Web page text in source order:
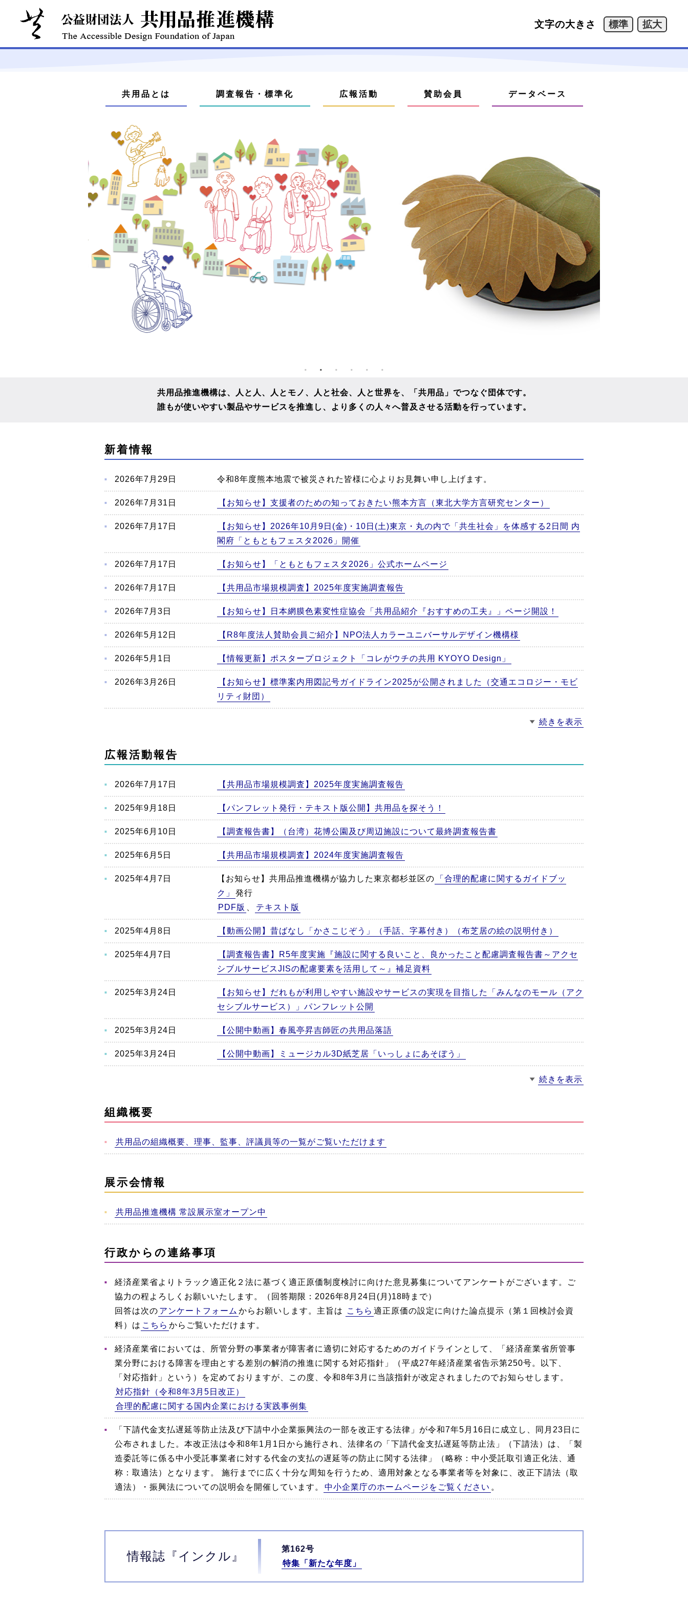
共用品とは 調査報告・標準化 広報活動 賛助会員 データベース
共用品推進機構は、人と人、人とモノ、人と社会、人と世界を、
「共用品」でつなぐ団体です。
誰もが使いやすい製品やサービスを推進し、
より多くの人々へ普及させる活動を行っています。
新着情報
2026年7月29日 令和8年度熊本地震で被災された皆様に心よりお見舞い申し上げます。
2026年7月31日 【お知らせ】支援者のための知っておきたい熊本方言（東北大学方言研究センター）
2026年7月17日
【お知らせ】2026年10月9日(金)・10日(土)東京・丸の内で「共生社会」を体感する2日間 内
閣府「ともともフェスタ2026」開催
2026年7月17日 【お知らせ】「ともともフェスタ2026」公式ホームページ
2026年7月17日 【共用品市場規模調査】2025年度実施調査報告
2026年7月3日 【お知らせ】日本網膜色素変性症協会「共用品紹介『おすすめの工夫』」ページ開設！
2026年5月12日 【R8年度法人賛助会員ご紹介】NPO法人カラーユニバーサルデザイン機構様
2026年5月1日 【情報更新】ポスタープロジェクト「コレがウチの共用 KYOYO Design」
2026年3月26日
【お知らせ】標準案内用図記号ガイドライン2025が公開されました（交通エコロジー・モビ
リティ財団）
続きを表示
広報活動報告
2026年7月17日 【共用品市場規模調査】2025年度実施調査報告
2025年9月18日 【パンフレット発行・テキスト版公開】共用品を探そう！
2025年6月10日 【調査報告書】（台湾）花博公園及び周辺施設について最終調査報告書
2025年6月5日 【共用品市場規模調査】2024年度実施調査報告
2025年4月7日 【お知らせ】共用品推進機構が協力した東京都杉並区の
「合理的配慮に関するガイドブッ
ク」
発行
PDF版
テキスト版
2025年4月8日 【動画公開】昔ばなし「かさこじぞう」（手話、字幕付き）（布芝居の絵の説明付き）
2025年4月7日
【調査報告書】R5年度実施『施設に関する良いこと、良かったこと配慮調査報告書～アクセ
シブルサービスJISの配慮要素を活用して～』補足資料
2025年3月24日
【お知らせ】だれもが利用しやすい施設やサービスの実現を目指した「みんなのモール（アク
セシブルサービス）」パンフレット公開
2025年3月24日 【公開中動画】春風亭昇吉師匠の共用品落語
2025年3月24日 【公開中動画】ミュージカル3D紙芝居「いっしょにあそぼう」
続きを表示
組織概要
共用品の組織概要、理事、監事、評議員等の一覧がご覧いただけます
展示会情報
共用品推進機構 常設展示室オープン中
行政からの連絡事項
経済産業省よりトラック適正化２法に基づく適正原価制度検討に向けた意見募集についてアンケートがございます。ご
協力の程よろしくお願いいたします。（回答期限：2026年8月24日(月)18時まで）
回答は次の アンケートフォーム からお願いします。主旨は こちら 適正原価の設定に向けた論点提示（第１回検討会資
料）は こちら からご覧いただけます。
経済産業省においては、所管分野の事業者が障害者に適切に対応するためのガイドラインとして、「経済産業省所管事
業分野における障害を理由とする差別の解消の推進に関する対応指針」（平成27年経済産業省告示第250号。以下、
「対応指針」という）を定めておりますが、この度、令和8年3月に当該指針が改定されましたのでお知らせします。
対応指針（令和8年3月5日改正）
合理的配慮に関する国内企業における実践事例集
「下請代金支払遅延等防止法及び下請中小企業振興法の一部を改正する法律」が令和7年5月16日に成立し、同月23日に
公布されました。本改正法は令和8年1月1日から施行され、法律名の「下請代金支払遅延等防止法」（下請法）は、「製
造委託等に係る中小受託事業者に対する代金の支払の遅延等の防止に関する法律」（略称：中小受託取引適正化法、通
称：取適法）となります。 施行までに広く十分な周知を行うため、適用対象となる事業者等を対象に、改正下請法（取
適法）・振興法についての説明会を開催しています。
中小企業庁のホームページをご覧ください 。
情報誌 『インクル』
第162号
特集「新たな年度」
文字の大きさ